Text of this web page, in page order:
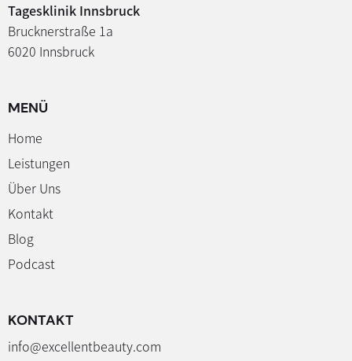
Tagesklinik Innsbruck
Brucknerstraße 1a
6020 Innsbruck
MENÜ
Home
Leistungen
Über Uns
Kontakt
Blog
Podcast
KONTAKT
info@excellentbeauty.com